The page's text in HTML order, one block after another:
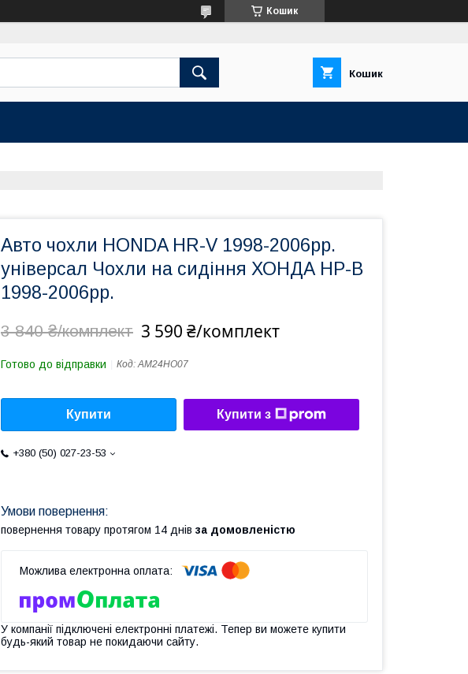
Кошик
Кошик
Авто чохли HONDA HR-V 1998-2006рр.
універсал Чохли на сидіння ХОНДА HР-В
1998-2006рр.
3 840 ₴/комплект 3 590 ₴/комплект
Готово до відправки Код:AM24HO07
Купити Купити з
+380 (50) 027-23-53
повернення товару протягом 14 днів за домовленістю
У компанії підключені електронні платежі. Тепер ви можете купити
будь-який товар не покидаючи сайту.